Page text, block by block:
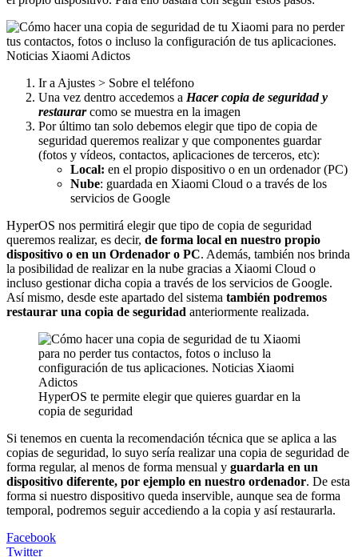
Ir a Ajustes > Sobre el teléfono
Una vez dentro accedemos a Hacer copia de seguridad y
restaurarcomo se muestra en la imagen
Por último tan solo debemos elegir que tipo de copia de
seguridad queremos realizar y que componentes guardar
(fotos y vídeos, contactos, aplicaciones de terceros, etc):
Local: en el propio dispositivo o en un ordenador (PC)
Nube: guardada en Xiaomi Cloud o a través de los
servicios de Google
HyperOS nos permitirá elegir que tipo de copia de seguridad
queremos realizar, es decir, de forma local en nuestro propio
dispositivo o en un Ordenador o PC. Además, también nos brinda
la posibilidad de realizar en la nube gracias a Xiaomi Cloud o
incluso gestionar dicha copia a través de los servicios de Google.
Así mismo, desde este apartado del sistema también podremos
restaurar una copia de seguridad anteriormente realizada.
HyperOS te permite elegir que quieres guardar en la
copia de seguridad
Si tenemos en cuenta la recomendación técnica que se aplica a las
copias de seguridad, lo suyo sería realizar una copia de seguridad de
forma regular, al menos de forma mensual y guardarla en un
dispositivo diferente, por ejemplo en nuestro ordenador. De esta
forma si nuestro dispositivo queda inservible, aunque sea de forma
temporal, podremos seguir accediendo a la copia y así restaurarla.
Facebook
Twitter